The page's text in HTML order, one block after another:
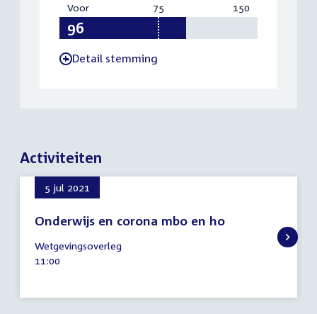
Voor:
75 150
-Detail stemming
Activiteiten
5 jul 2021
Onderwijs en corona mbo en ho
juli
2021
Wetgevingsoverleg
Tijd
11:00